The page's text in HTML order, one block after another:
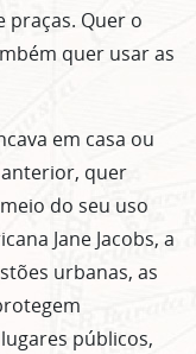
praças. Quer o
quer usar as
em casa ou
quer
do seu uso
Jane Jacobs, a
urbanas, as
públicos,